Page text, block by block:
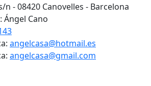
n - 08420 Canovelles - Barcelona
Ángel Cano
angelcasa@hotmail.es
angelcasa@gmail.com